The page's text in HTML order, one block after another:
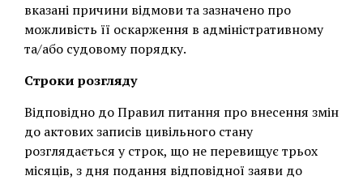
вказані причини відмови та зазначено про
можливість її оскарження в адміністративному
та/або судовому порядку.
Строки розгляду
Відповідно до Правил питання про внесення змін
до актових записів цивільного стану
розглядається у строк, що не перевищує трьох
місяців, з дня подання відповідної заяви до